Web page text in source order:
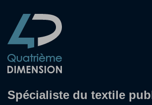
Spécialiste du textile